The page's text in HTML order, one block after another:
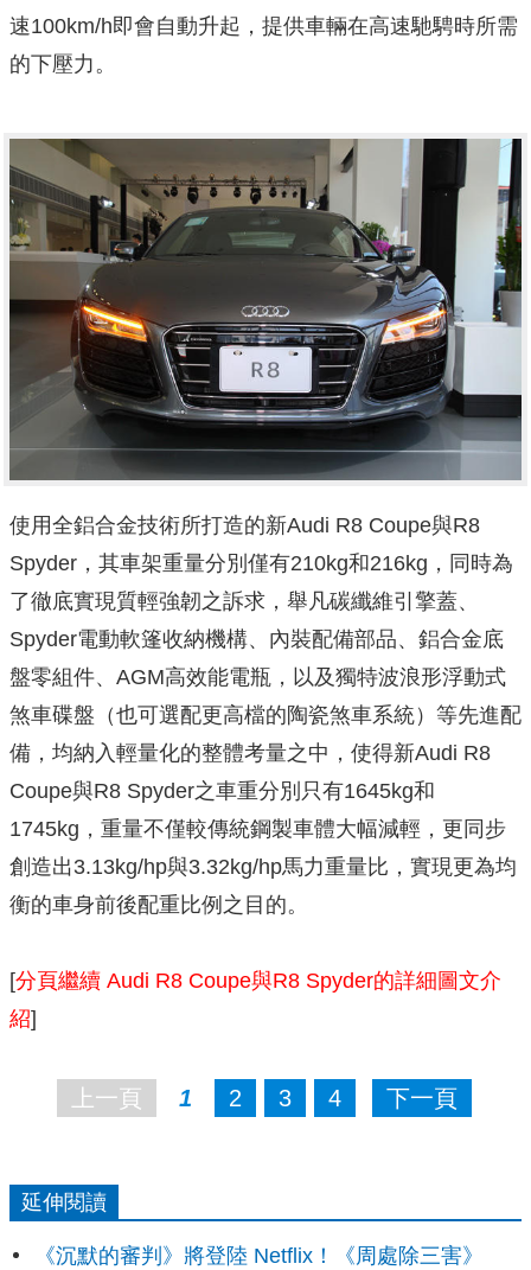
速100km/h即會自動升起，提供車輛在高速馳騁時所需
的下壓力。
使用全鋁合金技術所打造的新Audi R8 Coupe與R8
Spyder，其車架重量分別僅有210kg和216kg，同時為
了徹底實現質輕強韌之訴求，舉凡碳纖維引擎蓋、
Spyder電動軟篷收納機構、內裝配備部品、鋁合金底
盤零組件、AGM高效能電瓶，以及獨特波浪形浮動式
煞車碟盤（也可選配更高檔的陶瓷煞車系統）等先進配
備，均納入輕量化的整體考量之中，使得新Audi R8
Coupe與R8 Spyder之車重分別只有1645kg和
1745kg，重量不僅較傳統鋼製車體大幅減輕，更同步
創造出3.13kg/hp與3.32kg/hp馬力重量比，實現更為均
衡的車身前後配重比例之目的。
[分頁繼續 Audi R8 Coupe與R8 Spyder的詳細圖文介
紹]
上一頁 1 2 3 4 下一頁
延伸閱讀
《沉默的審判》將登陸 Netflix！《周處除三害》